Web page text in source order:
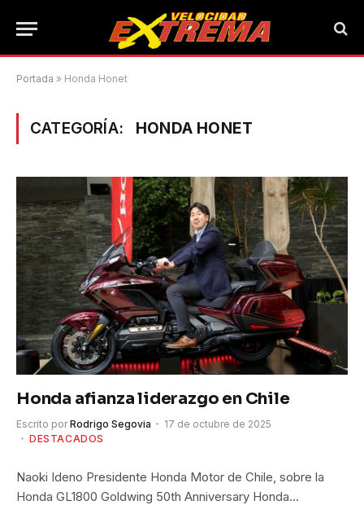
Portada » Honda Honet
CATEGORÍA: HONDA HONET
Honda afianza liderazgo en Chile
Escrito por Rodrigo Segovia
17 de octubre de 2025
DESTACADOS
Naoki Ideno Presidente Honda Motor de Chile, sobre la
Honda GL1800 Goldwing 50th Anniversary Honda…